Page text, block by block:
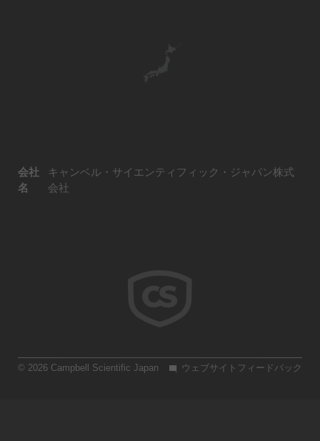
会社
名
キャンベル・サイエンティフィック・ジャパン株式
会社
ウェブサイトフィードバック
© 2026 Campbell Scientific Japan